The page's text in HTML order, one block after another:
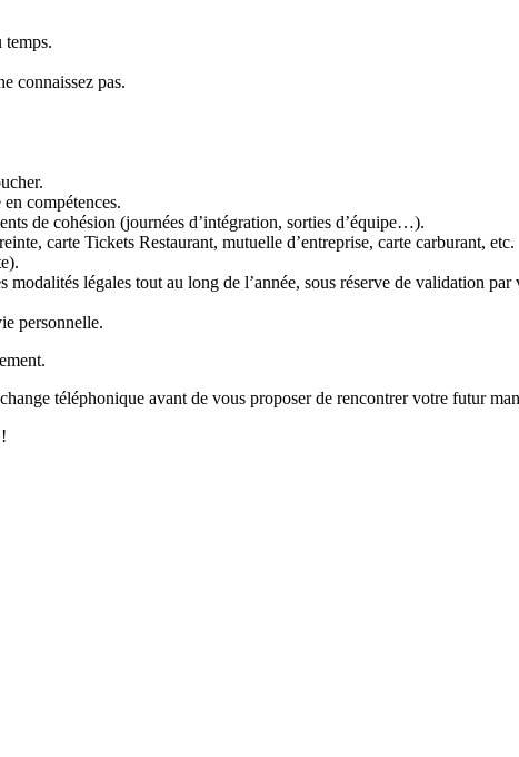
temps.
connaissez pas.
compétences.
de cohésion (journées d’intégration, sorties d’équipe…).
carte Tickets Restaurant, mutuelle d’entreprise, carte carburant, etc.
modalités légales tout au long de l’année, sous réserve de validation
personnelle.
téléphonique avant de vous proposer de rencontrer votre futur